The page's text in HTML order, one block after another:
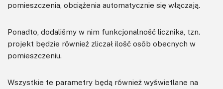
pomieszczenia, obciążenia automatycznie się włączają.
Ponadto, dodaliśmy w nim funkcjonalność licznika, tzn.
projekt będzie również zliczał ilość osób obecnych w
pomieszczeniu.
Wszystkie te parametry będą również wyświetlane na